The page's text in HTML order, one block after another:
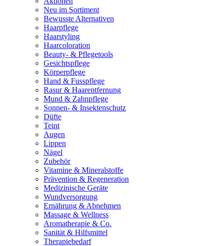
Neu im Sortiment
Bewusste Alternativen
Haarpflege
Haarstyling
Haarcoloration
Beauty- & Pflegetools
Gesichtspflege
Körperpflege
Hand & Fusspflege
Rasur & Haarentfernung
Mund & Zahnpflege
Sonnen- & Insektenschutz
Düfte
Teint
Augen
Lippen
Nägel
Zubehör
Vitamine & Mineralstoffe
Prävention & Regeneration
Medizinische Geräte
Wundversorgung
Ernährung & Abnehmen
Massage & Wellness
Aromatherapie & Co.
Sanität & Hilfsmittel
Therapiebedarf